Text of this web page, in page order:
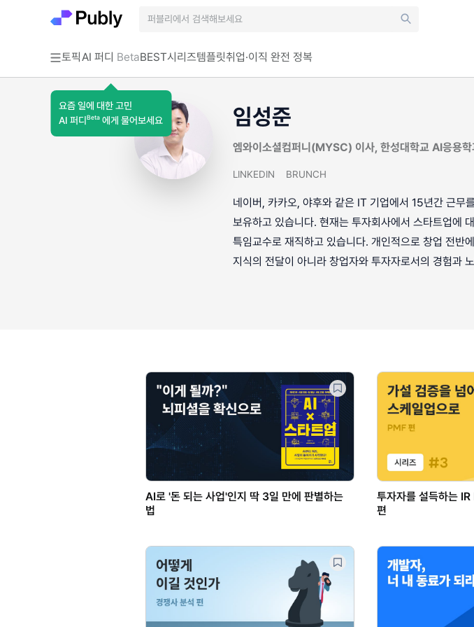
토픽AI 퍼디 Beta
요즘 일에 대한 고민
AI 퍼디 Beta 에게 물어보세요
BEST시리즈템플릿취업·이직 완전 정복
임성준
엠와이소셜컴퍼니(MYSC) 이사, 한성대학교 AI응용학
LINKEDIN BRUNCH
네이버, 카카오, 야후와 같은 IT 기업에서 15년간 근
보유하고 있습니다. 현재는 투자회사에서 스타트업에
특임교수로 재직하고 있습니다. 개인적으로 창업 전반
지식의 전달이 아니라 창업자와 투자자로서의 경험과
AI로 '돈 되는 사업'인지 딱 3일 만에 판별하는
법
투자자를 설득하는
편